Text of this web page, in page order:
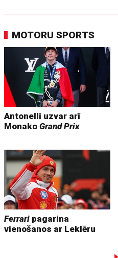
MOTORU SPORTS
Antonelli uzvar arī
MonakoGrand Prix
Ferrari pagarina
vienošanos ar Leklēru